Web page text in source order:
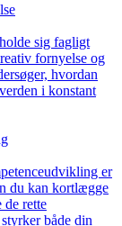
sig fagligt
fornyelse og
hvordan
i konstant
er
du kan kortlægge
de rette
både din